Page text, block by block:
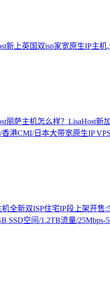
新上英国双isp家宽原生IP主
丽萨主机怎么样？LisaHost新
港CMI/日本大带宽原生IP
机全新双ISP住宅IP段上架开售
SSD空间/1.2TB流量/